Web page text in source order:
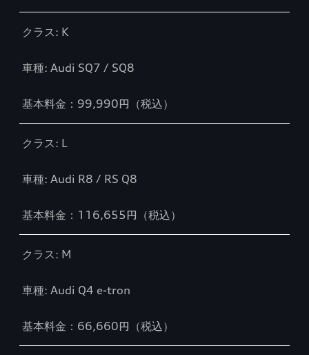
クラス: K
車種: Audi SQ7 / SQ8
基本料金：99,990円（税込）
クラス: L
車種: Audi R8 / RS Q8
基本料金：116,655円（税込）
クラス: M
車種: Audi Q4 e-tron
基本料金：66,660円（税込）